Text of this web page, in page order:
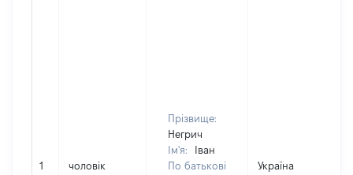
1 чоловік
Прізвище:
Негрич
Ім'я:
Іван
По батькові
Україна